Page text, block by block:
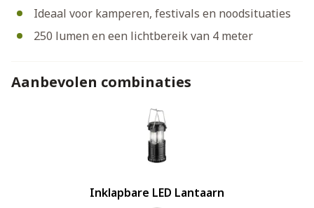
Ideaal voor kamperen, festivals en noodsituaties
250 lumen en een lichtbereik van 4 meter
Aanbevolen combinaties
Inklapbare LED Lantaarn